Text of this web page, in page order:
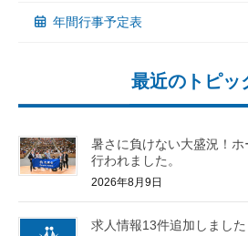
年間行事予定表
最近のトピッ
暑さに負けない大盛況！
行われました。
2026年8月9日
求人情報13件追加しました